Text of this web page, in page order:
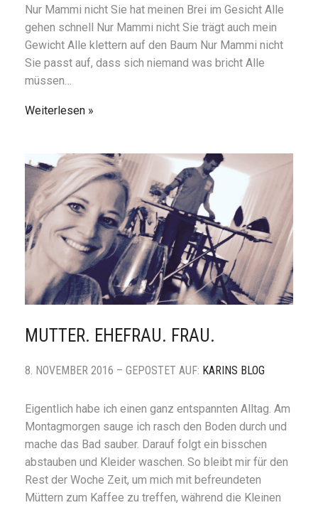
Nur Mammi nicht Sie hat meinen Brei im Gesicht Alle
gehen schnell Nur Mammi nicht Sie trägt auch mein
Gewicht Alle klettern auf den Baum Nur Mammi nicht
Sie passt auf, dass sich niemand was bricht Alle
müssen…
Weiterlesen
MUTTER. EHEFRAU. FRAU.
8. NOVEMBER 2016 – GEPOSTET AUF: KARINS BLOG
Eigentlich habe ich einen ganz entspannten Alltag. Am
Montagmorgen sauge ich rasch den Boden durch und
mache das Bad sauber. Darauf folgt ein bisschen
abstauben und Kleider waschen. So bleibt mir für den
Rest der Woche Zeit, um mich mit befreundeten
Müttern zum Kaffee zu treffen, während die Kleinen